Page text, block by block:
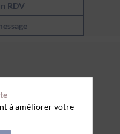
RDV
routière
-
à améliorer votre